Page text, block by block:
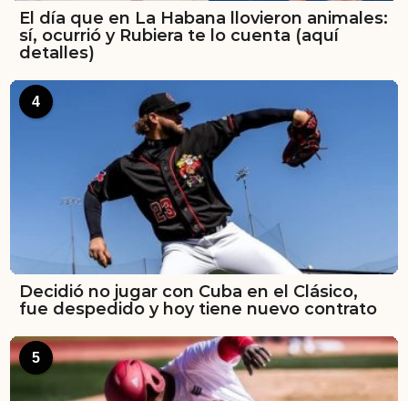
El día que en La Habana llovieron animales:
sí, ocurrió y Rubiera te lo cuenta (aquí
detalles)
4
Decidió no jugar con Cuba en el Clásico,
fue despedido y hoy tiene nuevo contrato
5